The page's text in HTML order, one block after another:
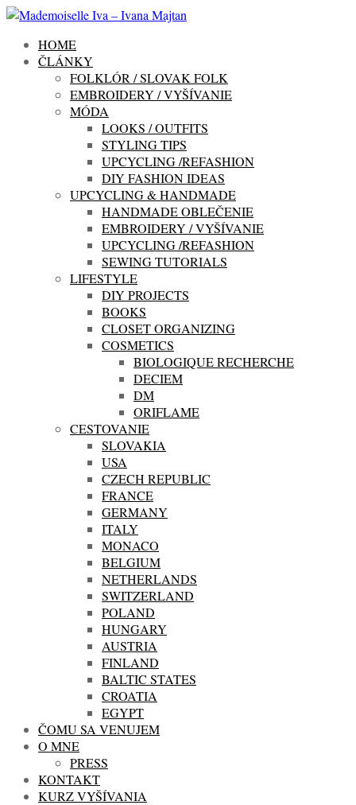
HOME
ČLÁNKY
FOLKLÓR / SLOVAK FOLK
EMBROIDERY / VYŠÍVANIE
MÓDA
LOOKS / OUTFITS
STYLING TIPS
UPCYCLING /REFASHION
DIY FASHION IDEAS
UPCYCLING & HANDMADE
HANDMADE OBLEČENIE
EMBROIDERY / VYŠÍVANIE
UPCYCLING /REFASHION
SEWING TUTORIALS
LIFESTYLE
DIY PROJECTS
BOOKS
CLOSET ORGANIZING
COSMETICS
BIOLOGIQUE RECHERCHE
DECIEM
DM
ORIFLAME
CESTOVANIE
SLOVAKIA
USA
CZECH REPUBLIC
FRANCE
GERMANY
ITALY
MONACO
BELGIUM
NETHERLANDS
SWITZERLAND
POLAND
HUNGARY
AUSTRIA
FINLAND
BALTIC STATES
CROATIA
EGYPT
ČOMU SA VENUJEM
O MNE
PRESS
KONTAKT
KURZ VYŠÍVANIA